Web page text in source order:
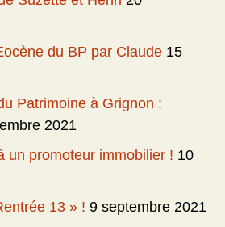
du BP par Claude 15
Patrimoine à Grignon :
2021
un promoteur immobilier ! 10
13 » ! 9 septembre 2021